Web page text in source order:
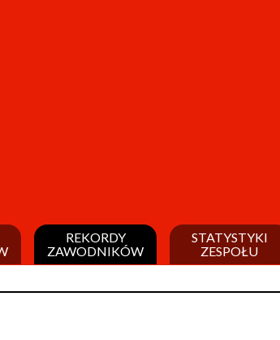
REKORDY
ZAWODNIKÓW
STATYSTYKI
ZESPOŁU